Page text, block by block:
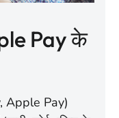
Pay के
Apple Pay)